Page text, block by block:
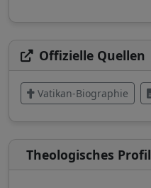
Offizielle Quellen
Vatikan-Biographie
Theologisches Profil